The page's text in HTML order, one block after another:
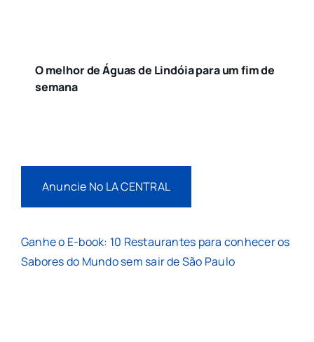
O melhor de Águas de Lindóia para um fim de
semana
Anuncie No LA CENTRAL
Ganhe o E-book: 10 Restaurantes para conhecer os
Sabores do Mundo sem sair de São Paulo